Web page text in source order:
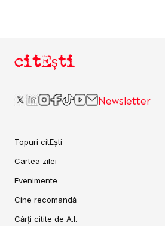
citEști
Newsletter
Topuri citEști
Cartea zilei
Evenimente
Cine recomandă
Cărți citite de A.I.